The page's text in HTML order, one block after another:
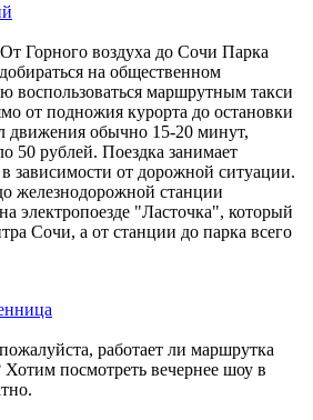
Горного воздуха до Сочи Парка
на общественном
воспользоваться маршрутным такси
от подножия курорта до остановки
обычно 15-20 минут,
50 рублей. Поездка занимает
зависимости от дорожной ситуации.
железнодорожной станции
электропоезде "Ласточка", который
Сочи, а от станции до парка всего
работает ли маршрутка
посмотреть вечернее шоу в